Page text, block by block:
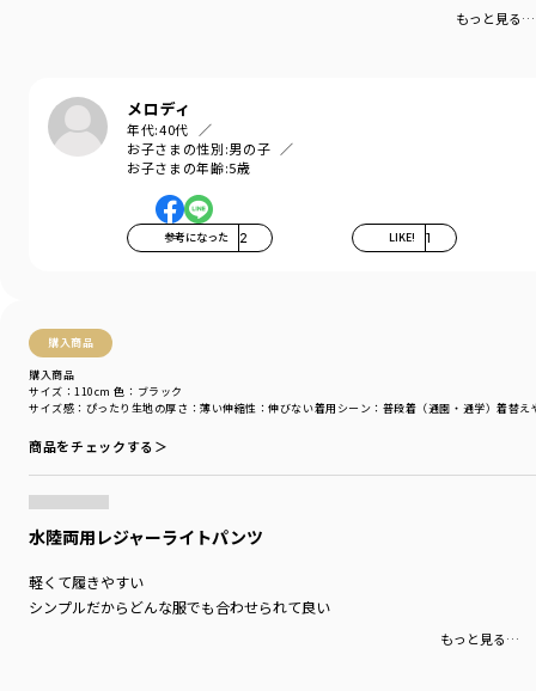
もっと見る…
メロディ
年代:40代
お子さまの性別:男の子
お子さまの年齢:5歳
参考になった 2 LIKE! 1
購入商品
購入商品
サイズ感 ：ぴったり 生地の厚さ ：薄い伸縮性 ：伸びない着用シーン ：普段着（通園・通学）着替え
サイズ：110cm 色：ブラック
商品をチェックする＞
水陸両用レジャーライトパンツ
軽くて履きやすい
シンプルだからどんな服でも合わせられて良い
もっと見る…